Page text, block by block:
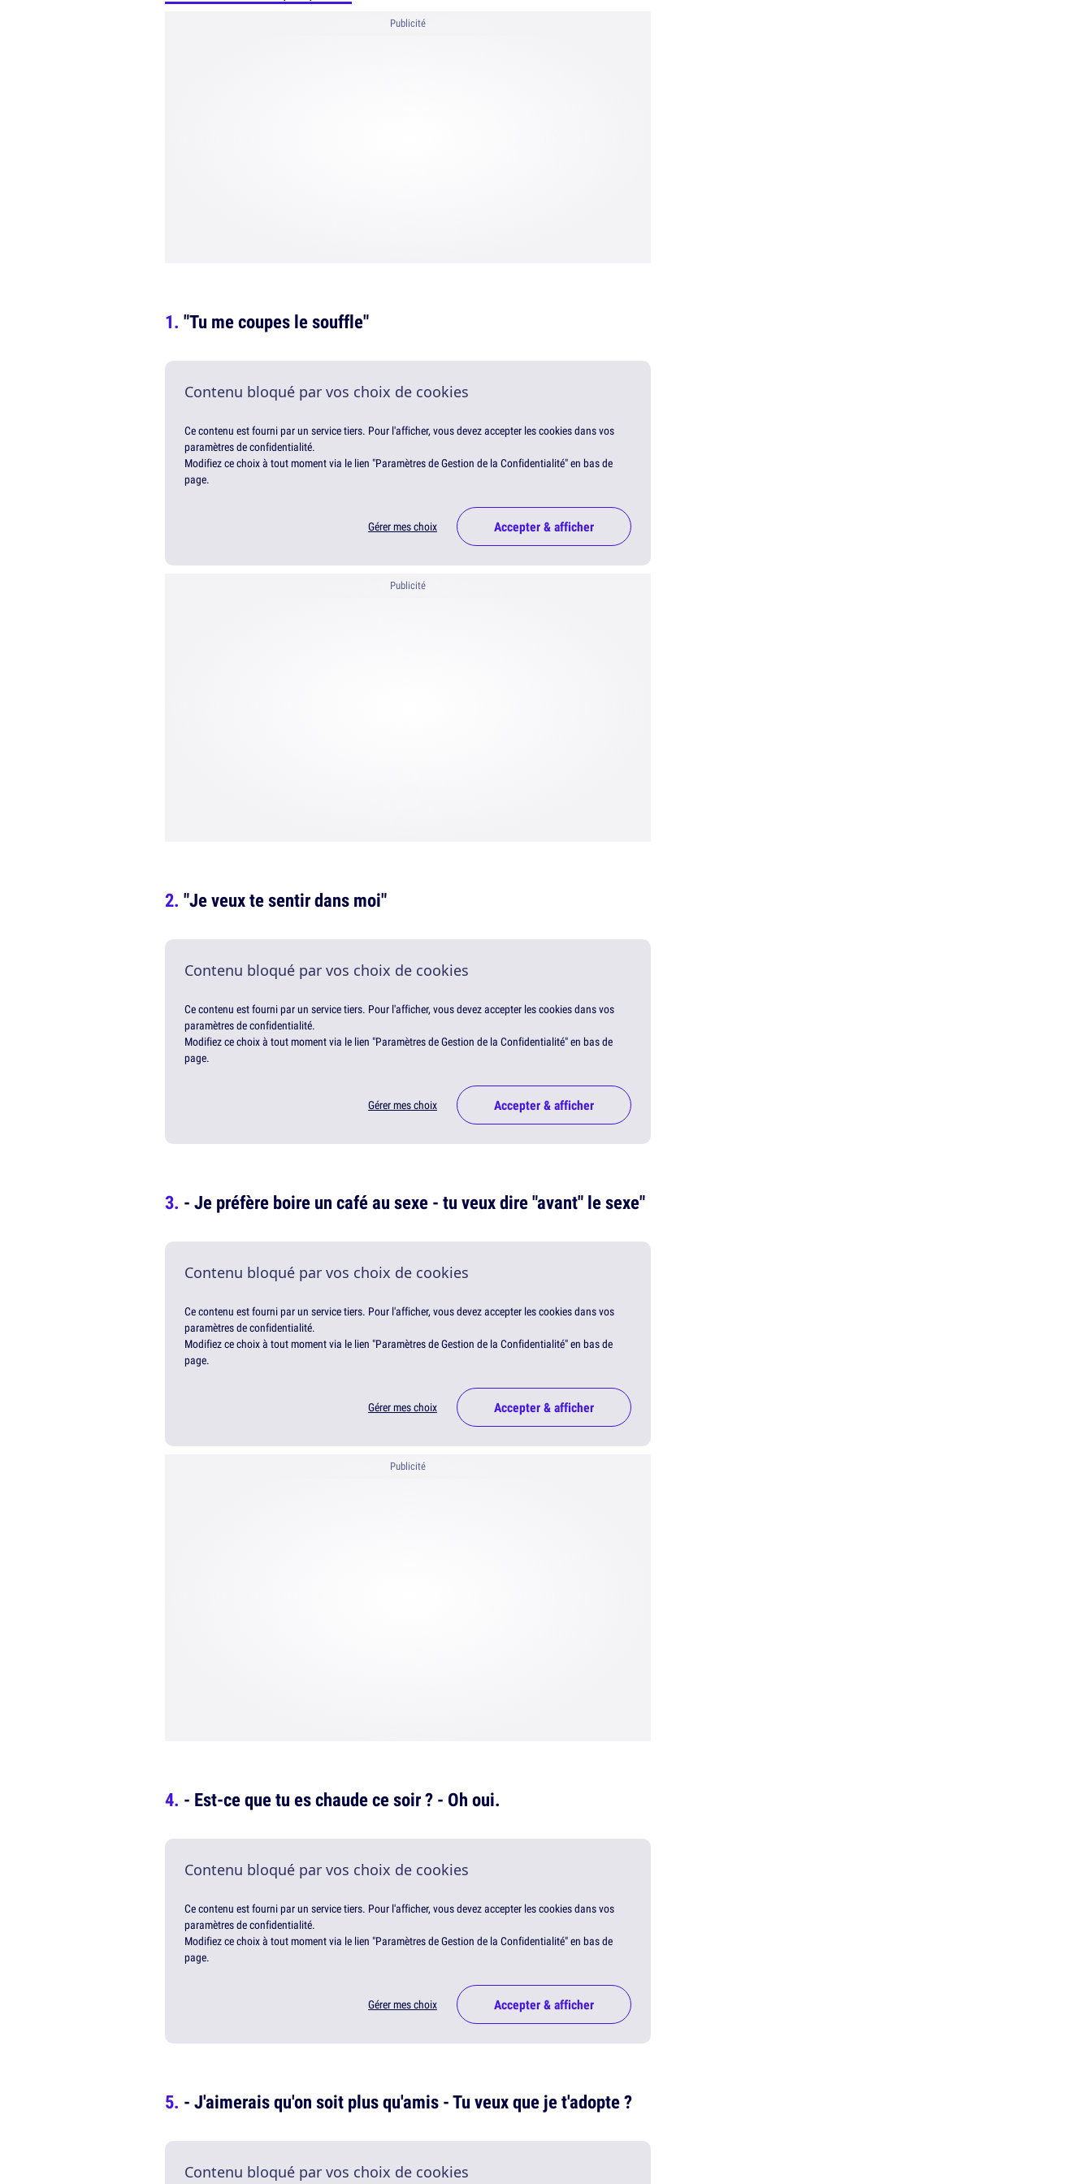
Publicité
"Tu me coupes le souffle"
Contenu bloqué par vos choix de cookies
Ce contenu est fourni par un service tiers. Pour l'afficher, vous devez accepter les cookies dans vos
paramètres de confidentialité.
Modifiez ce choix à tout moment via le lien "Paramètres de Gestion de la Confidentialité" en bas de
page.
Gérer mes choix Accepter & afficher
Publicité
"Je veux te sentir dans moi"
Contenu bloqué par vos choix de cookies
Ce contenu est fourni par un service tiers. Pour l'afficher, vous devez accepter les cookies dans vos
paramètres de confidentialité.
Modifiez ce choix à tout moment via le lien "Paramètres de Gestion de la Confidentialité" en bas de
page.
Gérer mes choix Accepter & afficher
- Je préfère boire un café au sexe - tu veux dire "avant" le sexe"
Contenu bloqué par vos choix de cookies
Ce contenu est fourni par un service tiers. Pour l'afficher, vous devez accepter les cookies dans vos
paramètres de confidentialité.
Modifiez ce choix à tout moment via le lien "Paramètres de Gestion de la Confidentialité" en bas de
page.
Gérer mes choix Accepter & afficher
Publicité
- Est-ce que tu es chaude ce soir ? - Oh oui.
Contenu bloqué par vos choix de cookies
Ce contenu est fourni par un service tiers. Pour l'afficher, vous devez accepter les cookies dans vos
paramètres de confidentialité.
Modifiez ce choix à tout moment via le lien "Paramètres de Gestion de la Confidentialité" en bas de
page.
Gérer mes choix Accepter & afficher
- J'aimerais qu'on soit plus qu'amis - Tu veux que je t'adopte ?
Contenu bloqué par vos choix de cookies